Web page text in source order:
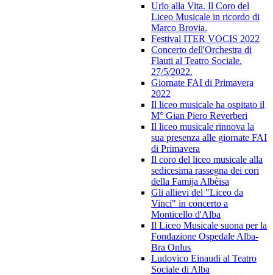
Urlo alla Vita. Il Coro del
Liceo Musicale in ricordo di
Marco Brovia.
Festival ITER VOCIS 2022
Concerto dell'Orchestra di
Flauti al Teatro Sociale.
27/5/2022.
Giornate FAI di Primavera
2022
Il liceo musicale ha ospitato il
M° Gian Piero Reverberi
Il liceo musicale rinnova la
sua presenza alle giornate FAI
di Primavera
Il coro del liceo musicale alla
sedicesima rassegna dei cori
della Famija Albèisa
Gli allievi del "Liceo da
Vinci" in concerto a
Monticello d'Alba
Il Liceo Musicale suona per la
Fondazione Ospedale Alba-
Bra Onlus
Ludovico Einaudi al Teatro
Sociale di Alba